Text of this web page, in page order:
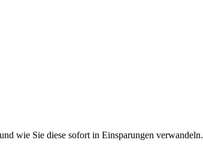
wie Sie diese sofort in Einsparungen verwandeln.